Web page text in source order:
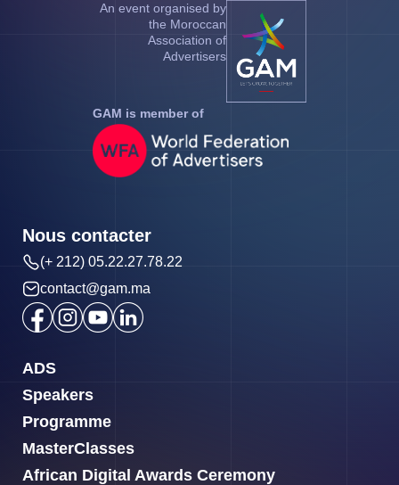
An event organised by
the Moroccan
Association of
Advertisers
GAM is member of
ADS
Speakers
Programme
MasterClasses
African Digital Awards Ceremony
Nous contacter
(+ 212) 05.22.27.78.22
contact@gam.ma